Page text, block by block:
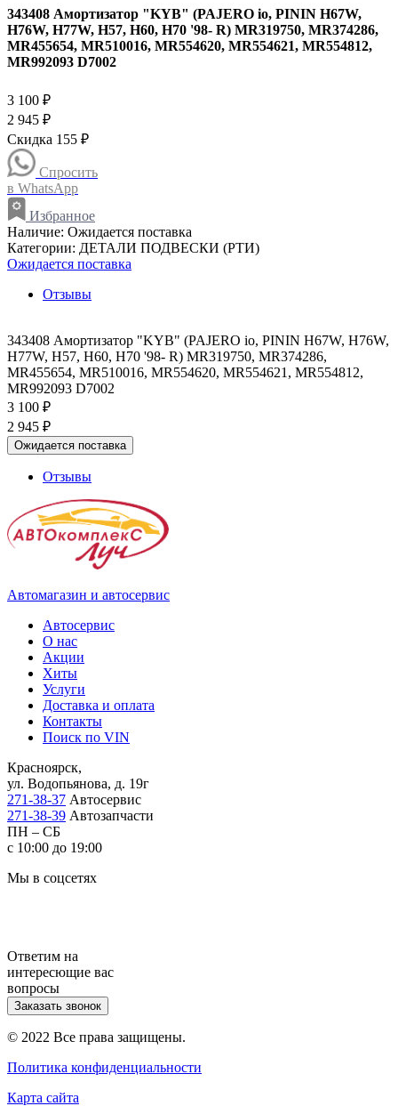
343408 Амортизатор "KYB" (PAJERO io, PININ H67W,
H76W, H77W, H57, H60, H70 '98- R) MR319750, MR374286,
MR455654, MR510016, MR554620, MR554621, MR554812,
MR992093 D7002
3 100 ₽
2 945 ₽
Скидка 155 ₽
Спросить
в WhatsApp
Избранное
Наличие: Ожидается поставка
Категории: ДЕТАЛИ ПОДВЕСКИ (РТИ)
Ожидается поставка
Отзывы
343408 Амортизатор "KYB" (PAJERO io, PININ H67W, H76W,
H77W, H57, H60, H70 '98- R) MR319750, MR374286,
MR455654, MR510016, MR554620, MR554621, MR554812,
MR992093 D7002
3 100 ₽
2 945 ₽
Ожидается поставка
Отзывы
Автомагазин и автосервис
Автосервис
О нас
Акции
Хиты
Услуги
Доставка и оплата
Контакты
Поиск по VIN
Красноярск,
ул. Водопьянова, д. 19г
271-38-37 Автосервис
271-38-39 Автозапчасти
ПН – СБ
с 10:00 до 19:00
Мы в соцсетях
Ответим на
интересющие вас
вопросы
Заказать звонок
© 2022 Все права защищены.
Политика конфиденциальности
Карта сайта